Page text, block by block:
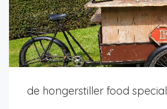
de hongerstiller food special